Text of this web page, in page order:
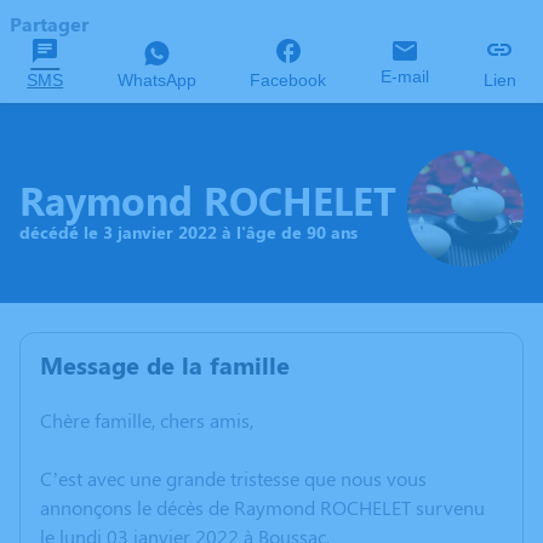
Partager
SMS WhatsApp Facebook E-mail Lien
Raymond ROCHELET
décédé le 3 janvier 2022 à l'âge de 90 ans
Message de la famille
Chère famille, chers amis,
C’est avec une grande tristesse que nous vous
annonçons le décès de Raymond ROCHELET survenu
le lundi 03 janvier 2022 à Boussac.